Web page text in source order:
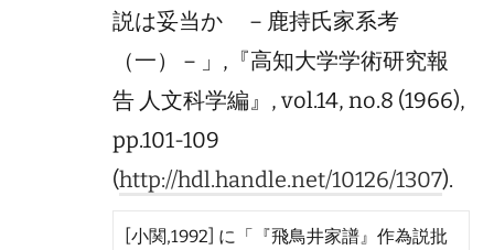
説は妥当か －鹿持氏家系考
（一）－」,『高知大学学術研究報
告 人文科学編』, vol.14, no.8 (1966),
pp.101-109
(http://hdl.handle.net/10126/1307).
[小関,1992] に「『飛鳥井家譜』作為説批